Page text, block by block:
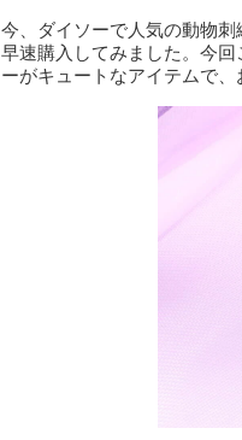
今、ダイソーで人気の動物
早速購入してみました。今
ーがキュートなアイテムで、